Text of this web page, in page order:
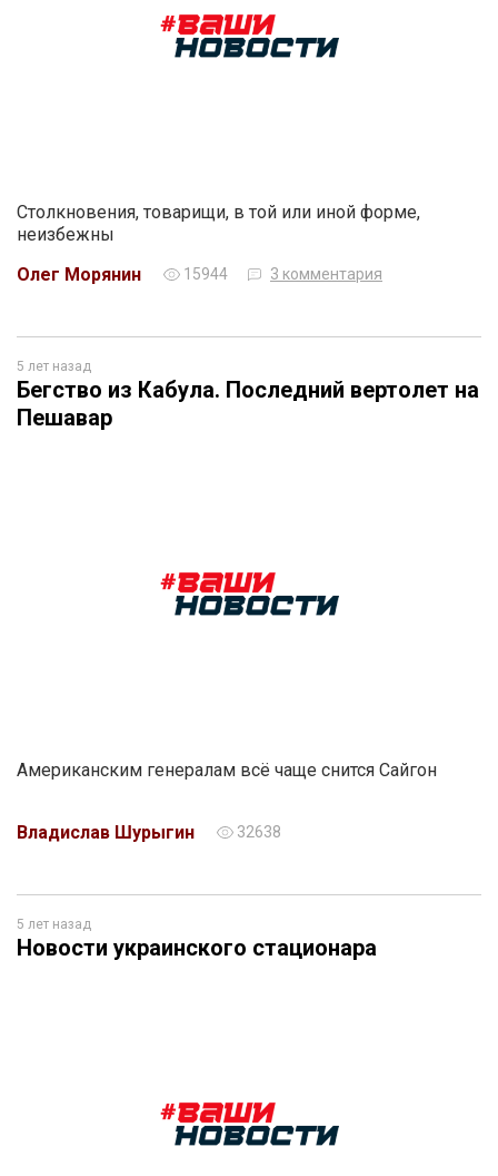
Столкновения, товарищи, в той или иной форме,
неизбежны
Олег Морянин
15944 3 комментария
5 лет назад
Бегство из Кабула. Последний вертолет на
Пешавар
Американским генералам всё чаще снится Сайгон
Владислав Шурыгин 32638
5 лет назад
Новости украинского стационара